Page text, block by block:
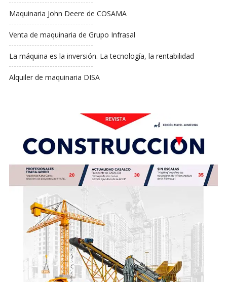
Maquinaria John Deere de COSAMA
Venta de maquinaria de Grupo Infrasal
La máquina es la inversión. La tecnología, la rentabilidad
Alquiler de maquinaria DISA